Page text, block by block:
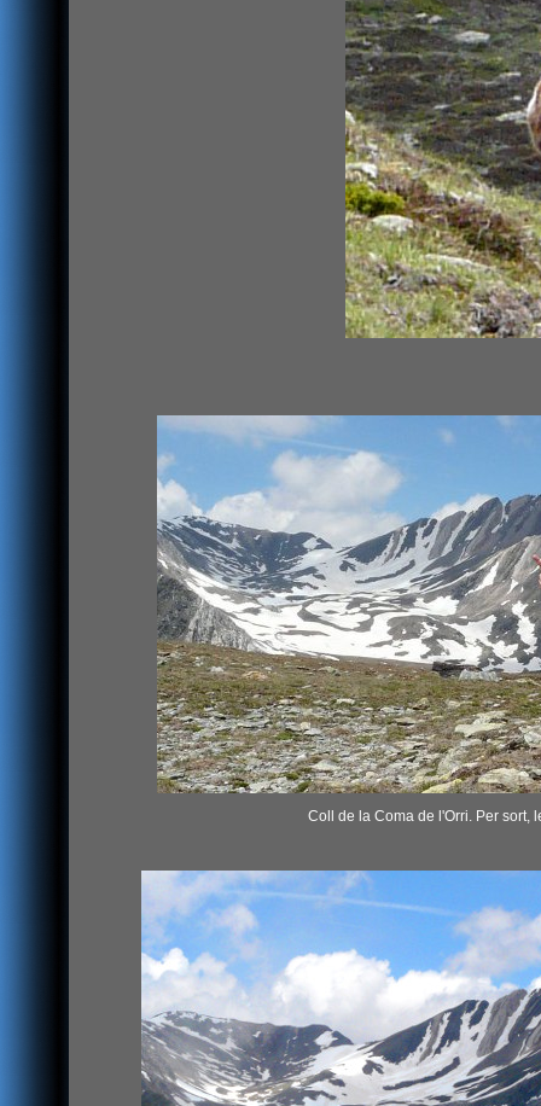
Coll de la Coma de l'Orri. Per sort,